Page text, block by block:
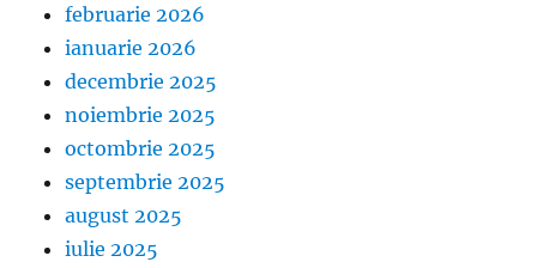
februarie 2026
ianuarie 2026
decembrie 2025
noiembrie 2025
octombrie 2025
septembrie 2025
august 2025
iulie 2025